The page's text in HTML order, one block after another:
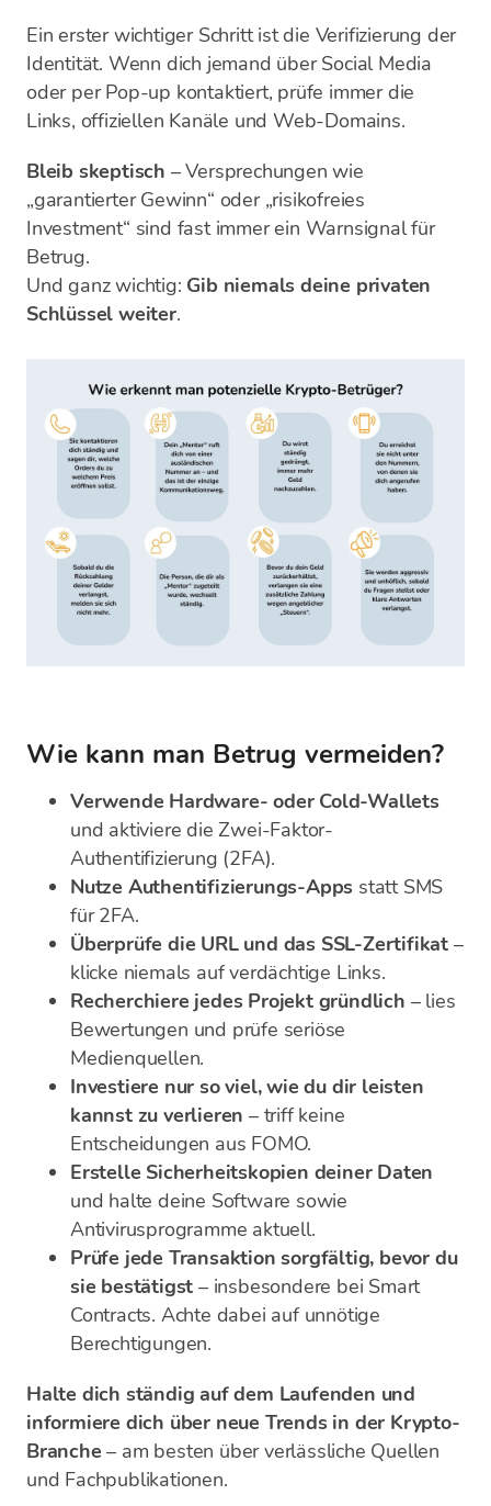
Ein erster wichtiger Schritt ist die Verifizierung der
Identität. Wenn dich jemand über Social Media
oder per Pop-up kontaktiert, prüfe immer die
Links, offiziellen Kanäle und Web-Domains.
Bleib skeptisch – Versprechungen wie
„garantierter Gewinn“ oder „risikofreies
Investment“ sind fast immer ein Warnsignal für
Betrug.
Und ganz wichtig: Gib niemals deine privaten
Schlüssel weiter.
Wie kann man Betrug vermeiden?
Verwende Hardware- oder Cold-Wallets
und aktiviere die Zwei-Faktor-
Authentifizierung (2FA).
Nutze Authentifizierungs-Apps statt SMS
für 2FA.
Überprüfe die URL und das SSL-Zertifikat –
klicke niemals auf verdächtige Links.
Recherchiere jedes Projekt gründlich – lies
Bewertungen und prüfe seriöse
Medienquellen.
Investiere nur so viel, wie du dir leisten
kannst zu verlieren – triff keine
Entscheidungen aus FOMO.
Erstelle Sicherheitskopien deiner Daten
und halte deine Software sowie
Antivirusprogramme aktuell.
Prüfe jede Transaktion sorgfältig, bevor du
sie bestätigst – insbesondere bei Smart
Contracts. Achte dabei auf unnötige
Berechtigungen.
Halte dich ständig auf dem Laufenden und
informiere dich über neue Trends in der Krypto-
Branche – am besten über verlässliche Quellen
und Fachpublikationen.